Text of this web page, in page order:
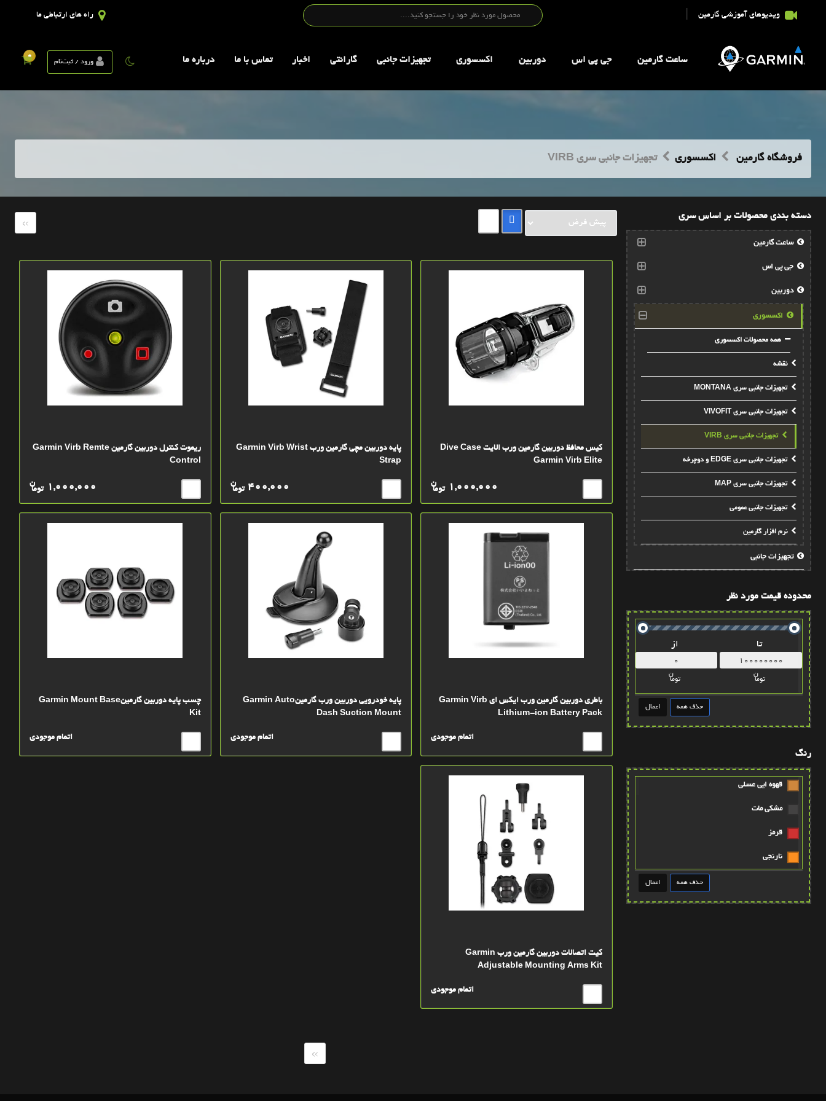
ویدیوهای آموزشی گارمین راه های ارتباطی ما
ورود / ثبت‌نام
0 ساعت گارمین جی پی اس دوربین اکسسوری تجهيزات جانبي گارانتی اخبار تماس با ما درباره ما
فروشگاه گارمین اکسسوری تجهیزات جانبی سری VIRB
دسته بندی محصولات بر اساس سری
ساعت گارمین
جی پی اس
دوربین
اکسسوری
همه محصولات اکسسوری
نقشه
تجهیزات جانبی سری MONTANA
تجهیزات جانبی سری VIVOFIT
تجهیزات جانبی سری VIRB
تجهیزات جانبی سری EDGE و دوچرخه
تجهیزات جانبی سری MAP
تجهیزات جانبی عمومی
نرم افزار گارمین
تجهيزات جانبي
محدوده قیمت مورد نظر
تا
توما
ن
از
توما
ن
رنگ
قهوه ايي عسلي
مشکي مات
قرمز
نارنجي
قهوه ايي روشن
»
کیس محافظ دوربین گارمین ورب الایت Dive Case
Garmin Virb Elite
توما
ن 1,000,000
پایه دوربین مچی گارمین ورب Garmin Virb Wrist
Strap
توما
ن 400,000
ریموت کنترل دوربین گارمین Garmin Virb Remte
Control
توما
ن 1,000,000
باطری دوربین گارمین ورب ایکس ای Garmin Virb
Lithium-ion Battery Pack
اتمام موجودی
پايه خودرويي دوربین ورب گارمینGarmin Auto
Dash Suction Mount
اتمام موجودی
چسب پایه دوربین گارمینGarmin Mount Base
Kit
اتمام موجودی
کیت اتصالات دوربین گارمین ورب Garmin
Adjustable Mounting Arms Kit
اتمام موجودی
»